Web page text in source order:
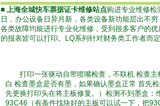
■ 上海全城快车票据证卡维修站点购进专业维修检
日，办公设备日异月新，各类设备新功能层出不
各类故障均能进行专业化维修，受到很多客户的
的报表皆可以打印。LQ系列针对财务类工作者而
打印一张驱动自带喷嘴检查，不联机 检查
白 检查墨盒是否有墨，如果确认墨盒正常 首先
先更换打印头在将主板修复。）检测不到墨盒
93C46（有条件找块好的主板可以试一下，把